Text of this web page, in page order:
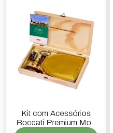
Kit com Acessórios
Boccati Premium Mod